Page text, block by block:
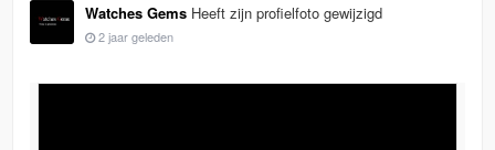
Watches Gems Heeft zijn profielfoto gewijzigd
2 jaar geleden